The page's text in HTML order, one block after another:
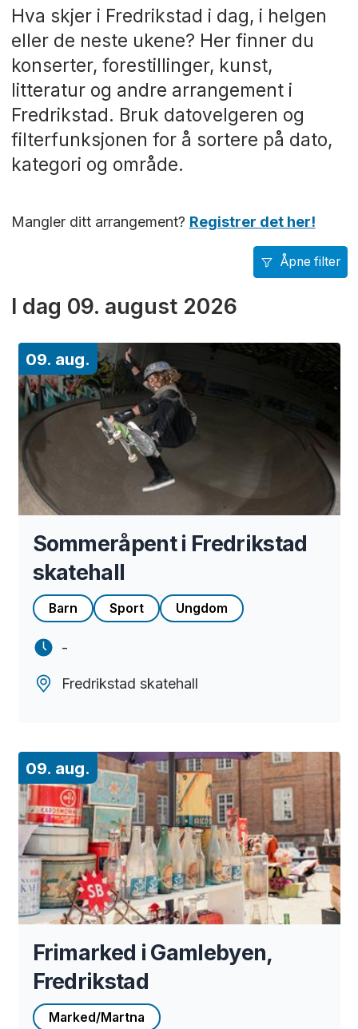
Hva skjer i Fredrikstad i dag, i helgen
eller de neste ukene? Her finner du
konserter, forestillinger, kunst,
litteratur og andre arrangement i
Fredrikstad. Bruk datovelgeren og
filterfunksjonen for å sortere på dato,
kategori og område.
Mangler ditt arrangement? Registrer det her!
Åpne filter
I dag 09. august 2026
09. aug.
Sommeråpent i Fredrikstad
skatehall
Barn Sport Ungdom
-
Fredrikstad skatehall
09. aug.
Frimarked i Gamlebyen,
Fredrikstad
Marked/Martna